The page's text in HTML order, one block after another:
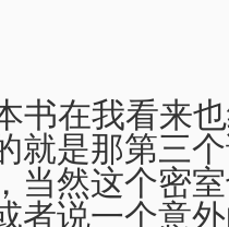
在我看来也
就是那第三
当然这个密
者说一个意